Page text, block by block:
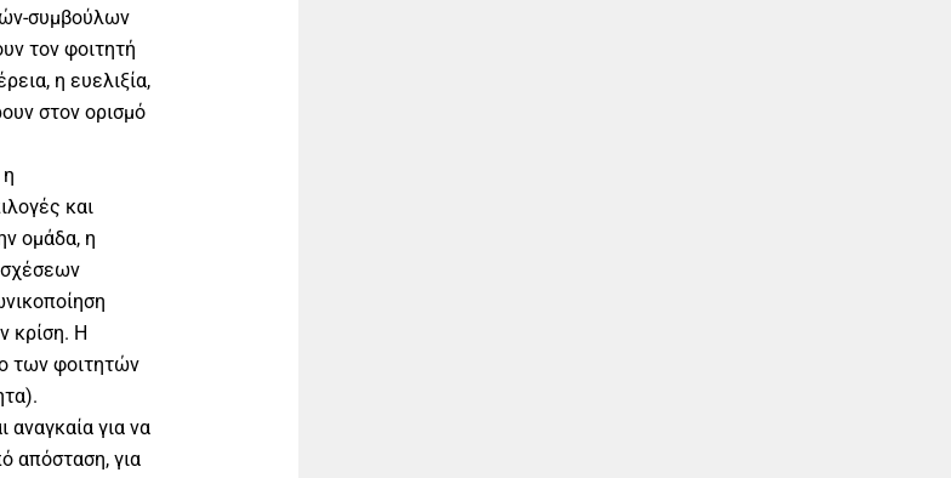
συμβούλων
τον φοιτητή
η ευελιξία,
στον ορισμό
και
ομάδα, η
σχέσεων
κρίση. Η
των φοιτητών
για να
απόσταση, για